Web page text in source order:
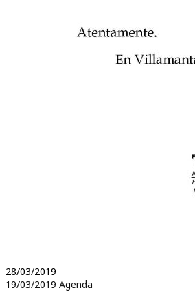
28/03/2019
19/03/2019 Agenda